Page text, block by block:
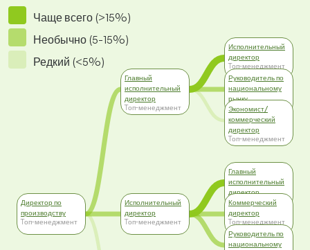
Чаще всего (>15%)
Необычно (5-15%)
Редкий (<5%)
Директор по
производству
Tоп-менеджмент
Главный
исполнительный
директор
Tоп-менеджмент
Исполнительный
директор
Tоп-менеджмент
Исполнительный
директор
Tоп-менеджмент
Руководитель по
национальному
рынку
Tоп-менеджмент
Экономист/
коммерческий
директор
Tоп-менеджмент
Главный
исполнительный
директор
Tоп-менеджмент
Коммерческий
директор
Tоп-менеджмент
Руководитель по
национальному